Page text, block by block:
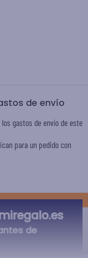
de envío
gastos de envío de este
para un pedido con
punto de
4,75 €
de